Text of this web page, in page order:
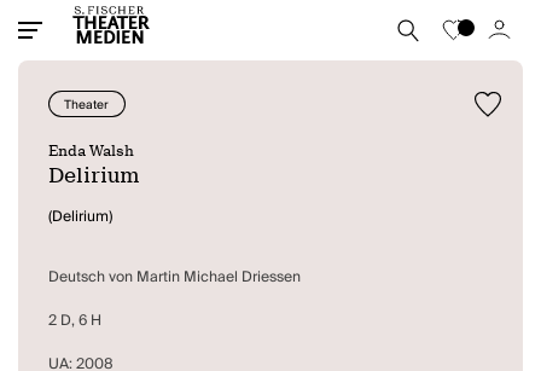
Theater
Enda Walsh
Delirium
(Delirium)
Deutsch von Martin Michael Driessen
2 D, 6 H
UA: 2008